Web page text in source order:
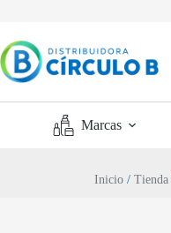
Marcas
Inicio /Tienda